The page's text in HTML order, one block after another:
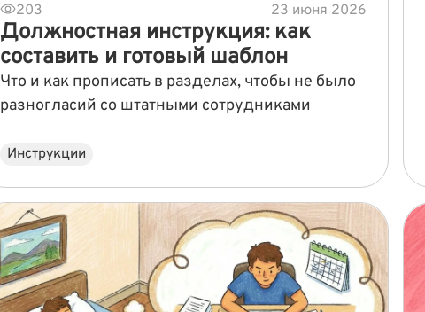
203 23 июня 2026
Должностная инструкция: как
составить и готовый шаблон
Что и как прописать в разделах, чтобы не было
разногласий со штатными сотрудниками
Инструкции